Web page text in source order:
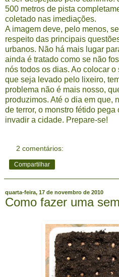
500 metros de pista
coletado nas imediações.
A imagem deve, pelo menos,
respeito das principais
urbanos. Não há mais lugar
ainda é tratado como se não
nós todos os dias. Ao colocar
que seja levado pelo lixeiro,
problema não é mais nosso,
produzimos. Até o dia em que,
de terror, o monstro fétido
invadir a cidade. Prepare-se!
2 comentários:
Compartilhar
quarta-feira, 17 de novembro de 2010
Como fazer uma